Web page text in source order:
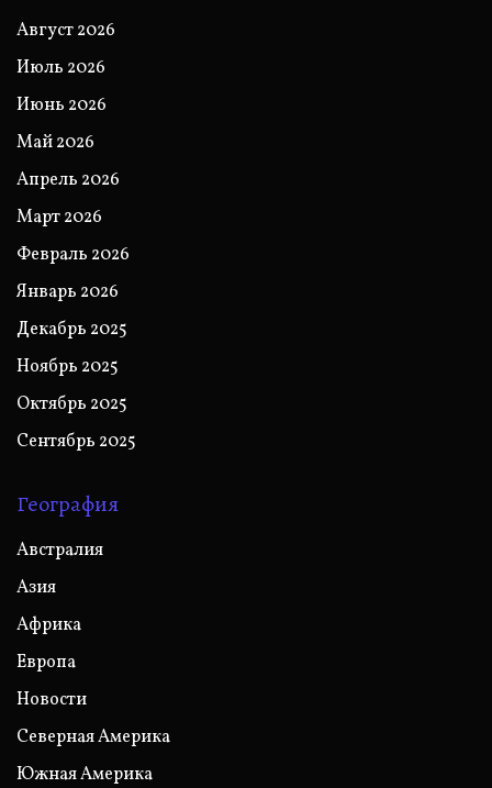
Август 2026
Июль 2026
Июнь 2026
Май 2026
Апрель 2026
Март 2026
Февраль 2026
Январь 2026
Декабрь 2025
Ноябрь 2025
Октябрь 2025
Сентябрь 2025
География
Австралия
Азия
Африка
Европа
Новости
Северная Америка
Южная Америка